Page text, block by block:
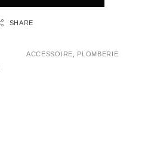
SHARE
ACCESSOIRE PLOMBERIE